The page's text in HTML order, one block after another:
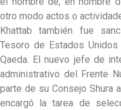
otro modo actos o
Khattab también fue
Tesoro de Estados
Qaeda. El nuevo jefe de
administrativo del Frente
parte de su Consejo Shura
encargó la tarea de